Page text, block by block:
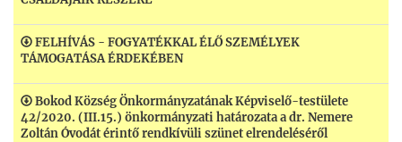
FELHÍVÁS - FOGYATÉKKAL ÉLŐ SZEMÉLYEK
TÁMOGATÁSA ÉRDEKÉBEN
Bokod Község Önkormányzatának Képviselő-testülete
42/2020. (III.15.) önkormányzati határozata a dr. Nemere
Zoltán Óvodát érintő rendkívüli szünet elrendeléséről